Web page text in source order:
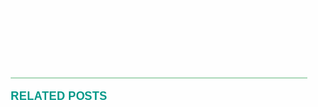
RELATED POSTS